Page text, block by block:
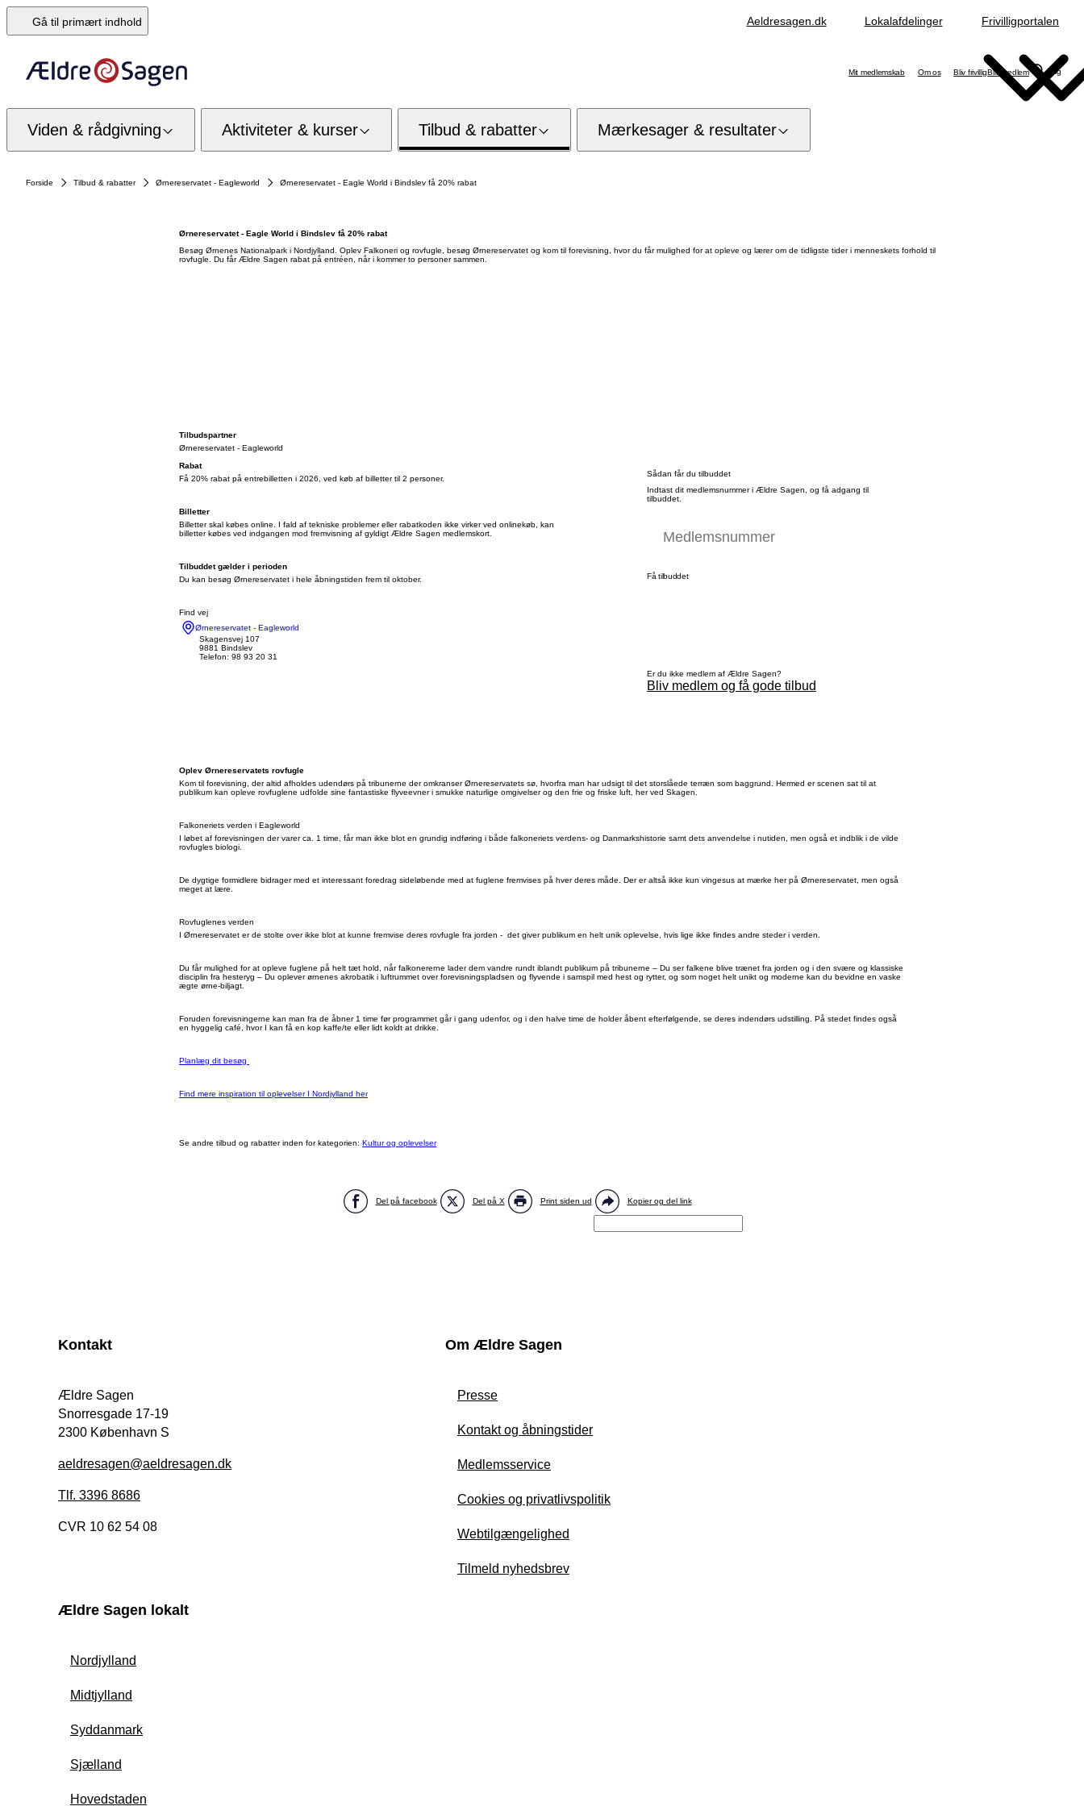
Gå til primært indhold Aeldresagen.dk Lokalafdelinger Frivilligportalen
Mit medlemskab Om os Bliv frivilligBliv medlem Søg
Viden & rådgivning Aktiviteter & kurser Tilbud & rabatter Mærkesager & resultater
Forside Tilbud & rabatter Ørnereservatet - Eagleworld Ørnereservatet - Eagle World i Bindslev få 20% rabat
Ørnereservatet - Eagle World i Bindslev få 20% rabat
Besøg Ørnenes Nationalpark i Nordjylland. Oplev Falkoneri og rovfugle, besøg Ørnereservatet og kom til forevisning, hvor du får mulighed for at opleve og lærer om de tidligste tider i menneskets forhold til
rovfugle. Du får Ældre Sagen rabat på entréen, når i kommer to personer sammen.
Tilbudspartner
Ørnereservatet - Eagleworld
Rabat
Få 20% rabat på entrebilletten i 2026, ved køb af billetter til 2 personer.
Billetter
Billetter skal købes online. I fald af tekniske problemer eller rabatkoden ikke virker ved onlinekøb, kan
billetter købes ved indgangen mod fremvisning af gyldigt Ældre Sagen medlemskort.
Tilbuddet gælder i perioden
Du kan besøg Ørnereservatet i hele åbningstiden frem til oktober.
Find vej
Ørnereservatet - Eagleworld
Skagensvej 107
9881 Bindslev
Telefon: 98 93 20 31
Oplev Ørnereservatets rovfugle
Kom til forevisning, der altid afholdes udendørs på tribunerne der omkranser Ørnereservatets sø, hvorfra man har udsigt til det storslåede terræn som baggrund. Hermed er scenen sat til at
publikum kan opleve rovfuglene udfolde sine fantastiske flyveevner i smukke naturlige omgivelser og den frie og friske luft, her ved Skagen.
Falkoneriets verden i Eagleworld
I løbet af forevisningen der varer ca. 1 time, får man ikke blot en grundig indføring i både falkoneriets verdens- og Danmarkshistorie samt dets anvendelse i nutiden, men også et indblik i de vilde
rovfugles biologi.
De dygtige formidlere bidrager med et interessant foredrag sideløbende med at fuglene fremvises på hver deres måde. Der er altså ikke kun vingesus at mærke her på Ørnereservatet, men også
meget at lære.
Rovfuglenes verden
I Ørnereservatet er de stolte over ikke blot at kunne fremvise deres rovfugle fra jorden - det giver publikum en helt unik oplevelse, hvis lige ikke findes andre steder i verden.
Du får mulighed for at opleve fuglene på helt tæt hold, når falkonererne lader dem vandre rundt iblandt publikum på tribunerne – Du ser falkene blive trænet fra jorden og i den svære og klassiske
disciplin fra hesteryg – Du oplever ørnenes akrobatik i luftrummet over forevisningspladsen og flyvende i samspil med hest og rytter, og som noget helt unikt og moderne kan du bevidne en vaske
ægte ørne-biljagt.
Foruden forevisningerne kan man fra de åbner 1 time før programmet går i gang udenfor, og i den halve time de holder åbent efterfølgende, se deres indendørs udstilling. På stedet findes også
en hyggelig café, hvor I kan få en kop kaffe/te eller lidt koldt at drikke.
Planlæg dit besøg
Find mere inspiration til oplevelser I Nordjylland her
Sådan får du tilbuddet
Indtast dit medlemsnummer i Ældre Sagen, og få adgang til
tilbuddet.
Få tilbuddet
Er du ikke medlem af Ældre Sagen?
Bliv medlem og få gode tilbud
Se andre tilbud og rabatter inden for kategorien: Kultur og oplevelser
Del på facebook Del på X Print siden ud Kopier og del link
Kontakt
Ældre Sagen
Snorresgade 17-19
2300 København S
aeldresagen@aeldresagen.dk
Tlf. 3396 8686
CVR 10 62 54 08
Om Ældre Sagen
Presse
Kontakt og åbningstider
Medlemsservice
Cookies og privatlivspolitik
Webtilgængelighed
Tilmeld nyhedsbrev
Ældre Sagen lokalt
Nordjylland
Midtjylland
Syddanmark
Sjælland
Hovedstaden